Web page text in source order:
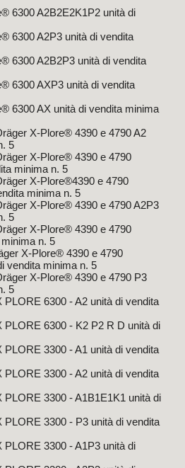
6300 A2B2E2K1P2 unità di
6300 A2P3 unità di vendita
6300 A2B2P3 unità di vendita
6300 AXP3 unità di vendita
6300 AX unità di vendita minima
X-Plore® 4390 e 4790 A2
5
X-Plore® 4390 e 4790
minima n. 5
X-Plore®4390 e 4790
minima n. 5
X-Plore® 4390 e 4790 A2P3
5
X-Plore® 4390 e 4790
n. 5
X-Plore® 4390 e 4790
vendita minima n. 5
X-Plore® 4390 e 4790 P3
5
6300 - A2 unità di vendita
PLORE 6300 - K2 P2 R D unità di
3300 - A1 unità di vendita
3300 - A2 unità di vendita
3300 - A1B1E1K1 unità di
3300 - P3 unità di vendita
3300 - A1P3 unità di